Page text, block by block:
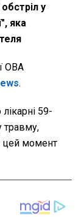
у
яка
ОВА
.
59-
травму,
цей момент